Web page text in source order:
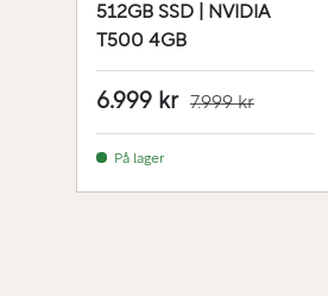
512GB SSD | NVIDIA
T500 4GB
6.999 kr 7.999 kr
På lager